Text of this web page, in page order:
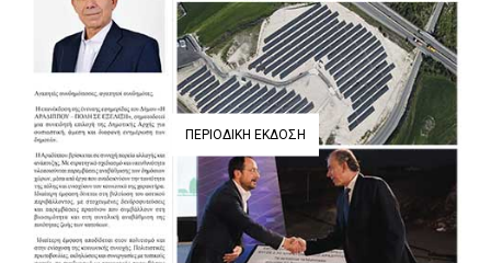
ΠΕΡΙΟΔΙΚΉ ΈΚΔΟΣΗ